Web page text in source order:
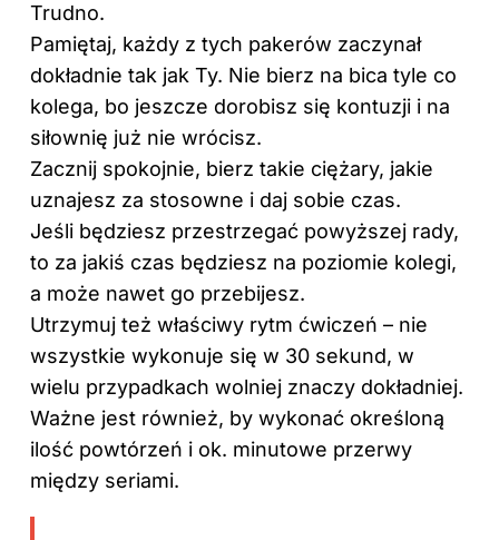
Trudno.
Pamiętaj, każdy z tych pakerów zaczynał
dokładnie tak jak Ty. Nie bierz na bica tyle co
kolega, bo jeszcze dorobisz się kontuzji i na
siłownię już nie wrócisz.
Zacznij spokojnie, bierz takie ciężary, jakie
uznajesz za stosowne i daj sobie czas.
Jeśli będziesz przestrzegać powyższej rady,
to za jakiś czas będziesz na poziomie kolegi,
a może nawet go przebijesz.
Utrzymuj też właściwy rytm ćwiczeń – nie
wszystkie wykonuje się w 30 sekund, w
wielu przypadkach wolniej znaczy dokładniej.
Ważne jest również, by wykonać określoną
ilość powtórzeń i ok. minutowe przerwy
między seriami.